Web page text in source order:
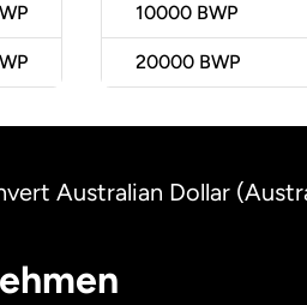
10000 BWP
20000 BWP
Australian Dollar